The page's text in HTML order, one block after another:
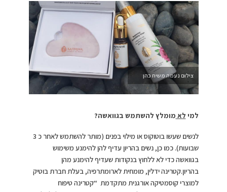
צילום נעמה משיח כהן
למי לא מומלץ להשתמש בגוואשה?
לנשים שעשו בוטוקוס או מילוי בפנים (מותר להשתמש לאחר כ 3
שבועות). כמו כן, נשים בהריון עדיף להן להימנע משימוש
בגוואשה כדי לא ללחוץ בנקודות שעדיף להימנע מהן
בהריון.קטרינה ידלין, מומחית לארומתרפיה, בעלת חברת בוטיק
למוצרי קוסמטיקה אורגנית מתקדמת “קטרינה טיפוח